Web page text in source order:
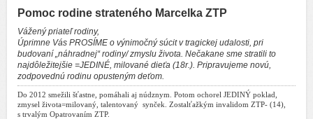
Pomoc rodine strateného Marcelka ZTP
Vážený priateľ rodiny,
Úprimne Vás PROSÍME o výnimočný súcit v tragickej udalosti, pri
budovaní „náhradnej“ rodiny/ zmyslu života. Nečakane sme stratili to
najdôležitejšie =JEDINÉ, milované dieťa (18r.). Pripravujeme novú,
zodpovednú rodinu opusteným deťom.
Do 2012 smežili šťastne, pomáhali aj núdznym. Potom ochorel JEDINÝ poklad,
zmysel života=milovaný, talentovaný synček. Zostalťažkým invalidom ZTP- (14),
s trvalým Opatrovaním ZTP.